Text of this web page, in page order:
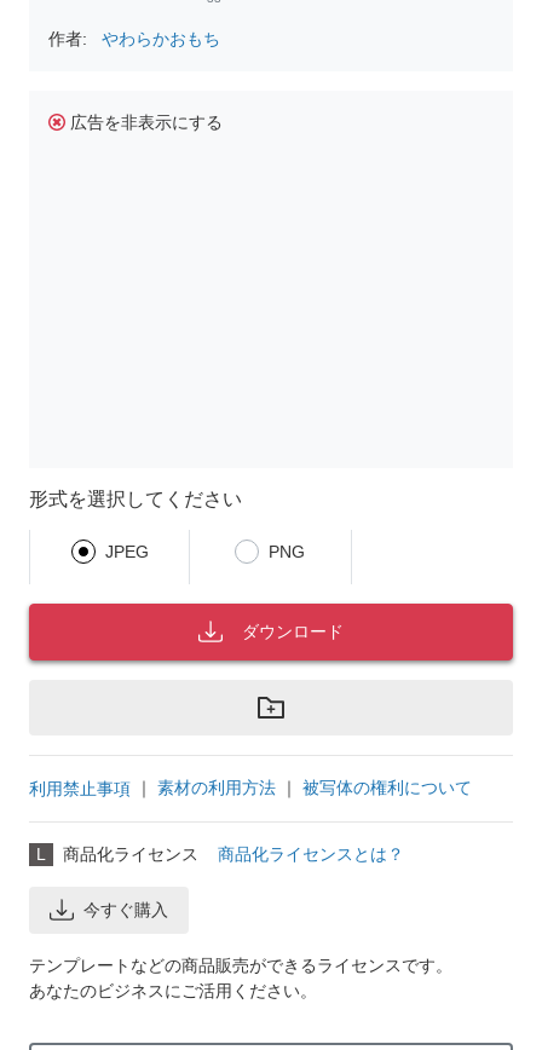
作者: やわらかおもち
広告を非表示にする
形式を選択してください
JPEG PNG
ダウンロード
利用禁止事項 ｜ 素材の利用方法 ｜ 被写体の権利について
L 商品化ライセンス 商品化ライセンスとは？
今すぐ購入
テンプレートなどの商品販売ができるライセンスです。
あなたのビジネスにご活用ください。